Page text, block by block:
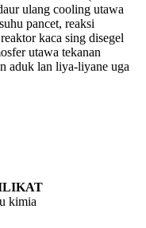
ulang cooling utawa
pancet, reaksi
kaca sing disegel
utawa tekanan
aduk lan liya-liyane uga
kimia